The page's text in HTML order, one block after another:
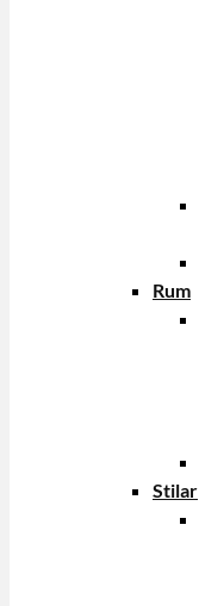
Rum
Stilar